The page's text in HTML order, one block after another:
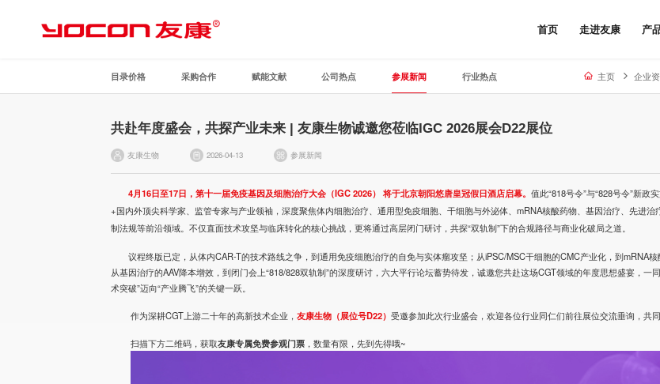
首页 走进友康 产
主页 企业
目录价格 采购合作 赋能文献 公司热点 参展新闻 行业热点
共赴年度盛会，共探产业未来 | 友康生物诚邀您莅临IGC 2026展会D22展位
友康生物 2026-04-13 参展新闻
4月16日至17日，第十一届免疫基因及细胞治疗大会（IGC 2026） 将于北京朝阳悠唐皇冠假日酒店启幕。值此“818号令”与“828号令”新政
+国内外顶尖科学家、监管专家与产业领袖，深度聚焦体内细胞治疗、通用型免疫细胞、干细胞与外泌体、mRNA核酸药物、基因治疗、先进治
制法规等前沿领域。不仅直面技术攻坚与临床转化的核心挑战，更将通过高层闭门研讨，共探“双轨制”下的合规路径与商业化破局之道。
议程终版已定，从体内CAR-T的技术路线之争，到通用免疫细胞治疗的自免与实体瘤攻坚；从iPSC/MSC干细胞的CMC产业化，到mRNA核
从基因治疗的AAV降本增效，到闭门会上“818/828双轨制”的深度研讨，六大平行论坛蓄势待发，诚邀您共赴这场CGT领域的年度思想盛宴，一
术突破”迈向“产业腾飞”的关键一跃。
作为深耕CGT上游二十年的高新技术企业，友康生物（展位号D22）受邀参加此次行业盛会，欢迎各位行业同仁们前往展位交流垂询，共
扫描下方二维码，获取友康专属免费参观门票 ，数量有限，先到先得哦~